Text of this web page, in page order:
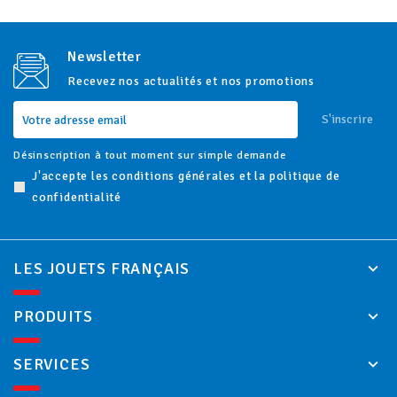
Newsletter
Recevez nos actualités et nos promotions
S'inscrire
Désinscription à tout moment sur simple demande
J'accepte les conditions générales et la politique de
confidentialité
LES JOUETS FRANÇAIS
PRODUITS
SERVICES